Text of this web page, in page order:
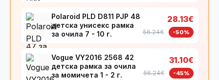
Polaroid PLD D811 PJP 48
детска унисекс рамка
за очила 7 - 10 г.
28.13€
56.24€ -50%
Vogue VY2016 2568 42
детска рамка за очила
за момичета 1 - 2 г.
31.10€
56.24€ -45%